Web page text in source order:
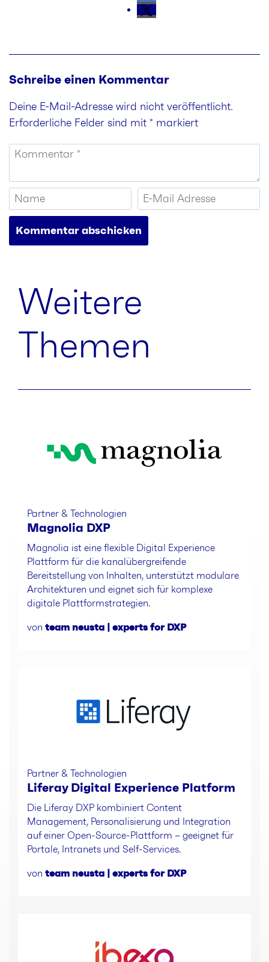
Schreibe einen Kommentar
Deine E-Mail-Adresse wird nicht veröffentlicht.
Erforderliche Felder sind mit * markiert
Weitere
Themen
Partner & Technologien
Magnolia DXP
Magnolia ist eine flexible Digital Experience
Plattform für die kanalübergreifende
Bereitstellung von Inhalten, unterstützt modulare
Architekturen und eignet sich für komplexe
digitale Plattformstrategien.
von team neusta | experts for DXP
Partner & Technologien
Liferay Digital Experience Platform
Die Liferay DXP kombiniert Content
Management, Personalisierung und Integration
auf einer Open-Source-Plattform – geeignet für
Portale, Intranets und Self-Services.
von team neusta | experts for DXP